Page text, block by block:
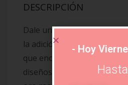
DESCRIPCIÓN
Dale un poco de amor a
la adición de nuestro anillo
que encajará
diseños favoritos. Acabado
- Hoy
Hasta